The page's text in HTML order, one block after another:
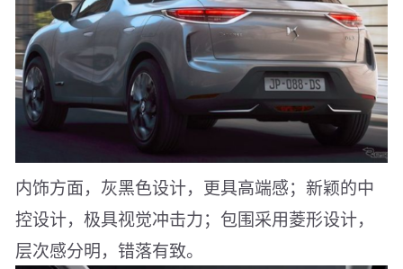
内饰方面，灰黑色设计，更具高端感；新颖的中
控设计，极具视觉冲击力；包围采用菱形设计，
层次感分明，错落有致。